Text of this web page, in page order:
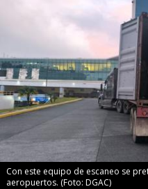
Con este equipo de escaneo se
aeropuertos. (Foto: DGAC)